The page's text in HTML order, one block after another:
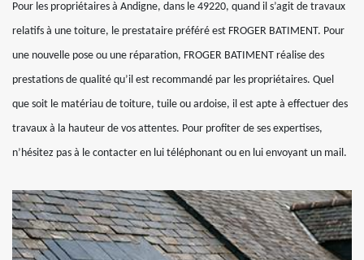
Pour les propriétaires à Andigne, dans le 49220, quand il s’agit de travaux
relatifs à une toiture, le prestataire préféré est FROGER BATIMENT. Pour
une nouvelle pose ou une réparation, FROGER BATIMENT réalise des
prestations de qualité qu’il est recommandé par les propriétaires. Quel
que soit le matériau de toiture, tuile ou ardoise, il est apte à effectuer des
travaux à la hauteur de vos attentes. Pour profiter de ses expertises,
n’hésitez pas à le contacter en lui téléphonant ou en lui envoyant un mail.